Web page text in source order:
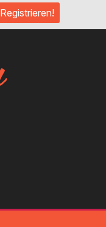
Registrieren!